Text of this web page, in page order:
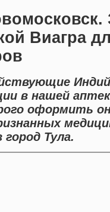
Виагра
в нашей
оформить
Тула.